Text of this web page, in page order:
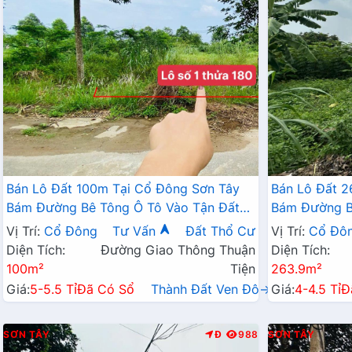
Bán Lô Đất 100m Tại Cổ Đông Sơn Tây
Bám Đường Bê Tông Ô Tô Vào Tận Đất
Dân Cư Đông Đúc Thân Thiện Cách
Ql21A 3km Đầu Tư Tiềm Năng Sinh Lời
Vị Trí: Cổ Đông Tư Vấn
Đất Thổ Cư
Diện Tích:
100m²
Đường Giao Thông Thuận
Tiện
Giá:5-5.5 TỉĐã Có Sổ Thành Đất Ven Đô→
Bán Lô Đất
Bám Đường
Dân Cư Đông Đúc Thân
Trường Học
Vị Trí: Cổ
Diện Tích:
263.9m²
Giá:4-4.5 Tỉ
SƠN TÂY Đ 988 SƠN TÂY